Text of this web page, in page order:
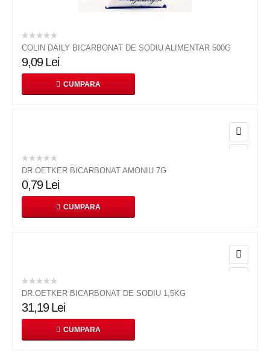
COLIN DAILY BICARBONAT DE SODIU ALIMENTAR 500G
9,09 Lei
CUMPARA
DR.OETKER BICARBONAT AMONIU 7G
0,79 Lei
CUMPARA
DR.OETKER BICARBONAT DE SODIU 1,5KG
31,19 Lei
CUMPARA